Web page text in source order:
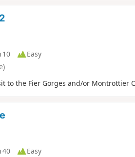
10
Easy
to the Fier Gorges and/or Montrottier
40 Easy